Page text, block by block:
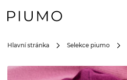
Hlavní stránka Selekce piumo